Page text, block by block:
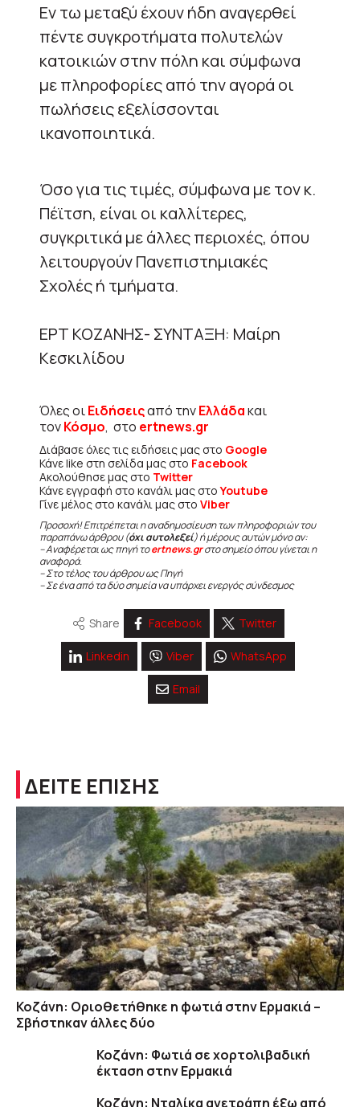
Εν τω μεταξύ έχουν ήδη αναγερθεί
πέντε συγκροτήματα πολυτελών
κατοικιών στην πόλη και σύμφωνα
με πληροφορίες από την αγορά οι
πωλήσεις εξελίσσονται
ικανοποιητικά.
Όσο για τις τιμές, σύμφωνα με τον κ.
Πέϊτση, είναι οι καλλίτερες,
συγκριτικά με άλλες περιοχές, όπου
λειτουργούν Πανεπιστημιακές
Σχολές ή τμήματα.
ΕΡΤ ΚΟΖΑΝΗΣ- ΣΥΝΤΑΞΗ: Μαίρη
Κεσκιλίδου
Όλες οιΕιδήσειςαπό τηνΕλλάδακαι
τονΚόσμο, στο ertnews.gr
Διάβασε όλες τις ειδήσεις μας στο Google
Κάνε like στη σελίδα μας στο Facebook
Ακολούθησε μας στο Twitter
Κάνε εγγραφή στο κανάλι μας στοYoutube
Γίνε μέλος στο κανάλι μας στο Viber
Προσοχή! Επιτρέπεται η αναδημοσίευση των πληροφοριών του
παραπάνω άρθρου (όχι αυτολεξεί) ή μέρους αυτών μόνο αν:
– Αναφέρεται ως πηγή τοertnews.grστο σημείο όπου γίνεται η
αναφορά.
– Στο τέλος του άρθρου ως Πηγή
– Σε ένα από τα δύο σημεία να υπάρχει ενεργός σύνδεσμος
Share Facebook Twitter
Linkedin Viber WhatsApp
Email
ΔΕΙΤΕ ΕΠΙΣΗΣ
Κοζάνη: Οριοθετήθηκε η φωτιά στην Ερμακιά –
Σβήστηκαν άλλες δύο
Κοζάνη: Φωτιά σε χορτολιβαδική
έκταση στην Ερμακιά
Κοζάνη: Νταλίκα ανετράπη έξω από